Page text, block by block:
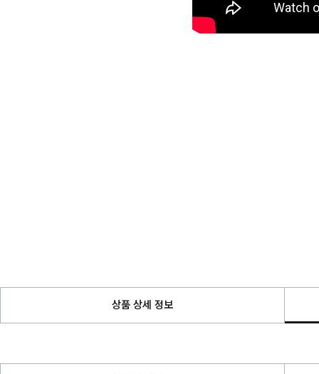
상품 상세 정보